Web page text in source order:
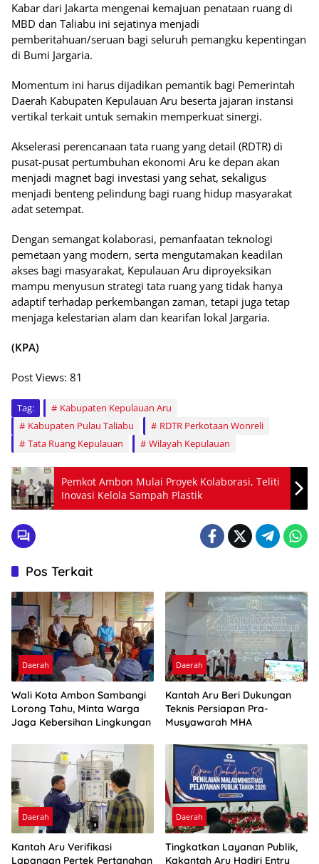
Kabar dari Jakarta mengenai kemajuan penataan ruang di
MBD dan Taliabu ini sejatinya menjadi
pemberitahuan/seruan bagi seluruh pemangku kepentingan
di Bumi Jargaria.
Momentum ini harus dijadikan pemantik bagi Pemerintah
Daerah Kabupaten Kepulauan Aru beserta jajaran instansi
vertikal terkait untuk semakin memperkuat sinergi.
Akselerasi perencanaan tata ruang yang detail (RDTR) di
pusat-pusat pertumbuhan ekonomi Aru ke depan akan
menjadi magnet bagi investasi yang sehat, sekaligus
menjadi benteng pelindung bagi ruang hidup masyarakat
adat setempat.
Dengan semangat kolaborasi, pemanfaatan teknologi
pemetaan yang modern, serta mengutamakan keadilan
akses bagi masyarakat, Kepulauan Aru diproyeksikan
mampu menyusun strategi tata ruang yang tidak hanya
adaptif terhadap perkembangan zaman, tetapi juga tetap
menjaga kelestarian alam dan kearifan lokal Jargaria.
(KPA)
Post Views: 81
Tag:
Kabupaten Kepulauan Aru
Kabupaten Pulau Taliabu
RDTR Perkotaan Wonreli
Tata Ruang Kepulauan
Wilayah Kepulauan
Pemkot Ambon Mulai Proyek Kolaborasi, Teliti
Inovasi Kelola Sampah Plastik
Pos Terkait
Daerah
Wali Kota Ambon Sambangi
Lorong Tahu, Minta Warga
Jaga Kebersihan Lingkungan
Daerah
Kantah Aru Beri Dukungan
Teknis Persiapan Pra-
Musyawarah MHA
Daerah
Kantah Aru Verifikasi
Lapangan Pertek Pertanahan
Daerah
Tingkatkan Layanan Publik,
Kakantah Aru Hadiri Entry